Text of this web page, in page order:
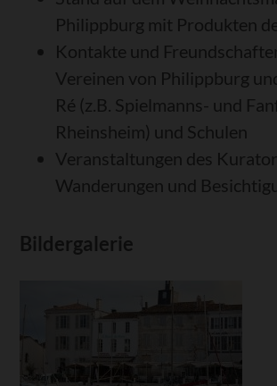
Philippburg mit Produkten
Kontakte und
Vereinen von Philippburg
Ré (z.B. Spielmanns- und
Rheinsheim) und Schulen
Veranstaltungen des
Wanderungen und
Bildergalerie